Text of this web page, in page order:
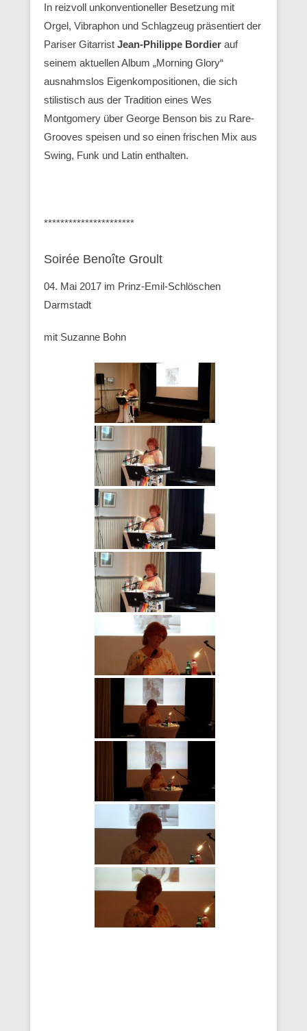
In reizvoll unkonventioneller Besetzung mit
Orgel, Vibraphon und Schlagzeug präsentiert der
Pariser Gitarrist Jean-Philippe Bordier auf
seinem aktuellen Album „Morning Glory“
ausnahmslos Eigenkompositionen, die sich
stilistisch aus der Tradition eines Wes
Montgomery über George Benson bis zu Rare-
Grooves speisen und so einen frischen Mix aus
Swing, Funk und Latin enthalten.
**********************
Soirée Benoîte Groult
04. Mai 2017 im Prinz-Emil-Schlöschen
Darmstadt
mit Suzanne Bohn